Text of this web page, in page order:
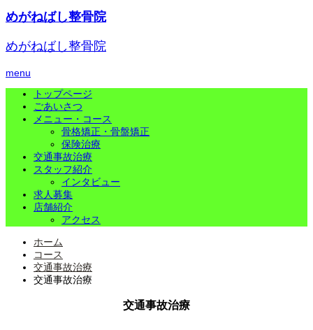
めがねばし整骨院
めがねばし整骨院
menu
トップページ
ごあいさつ
メニュー・コース
骨格矯正・骨盤矯正
保険治療
交通事故治療
スタッフ紹介
インタビュー
求人募集
店舗紹介
アクセス
ホーム
コース
交通事故治療
交通事故治療
交通事故治療